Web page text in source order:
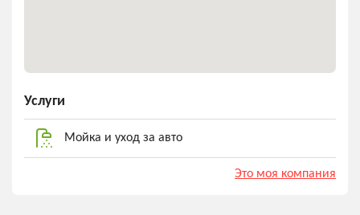
Услуги
Мойка и уход за авто
Это моя компания